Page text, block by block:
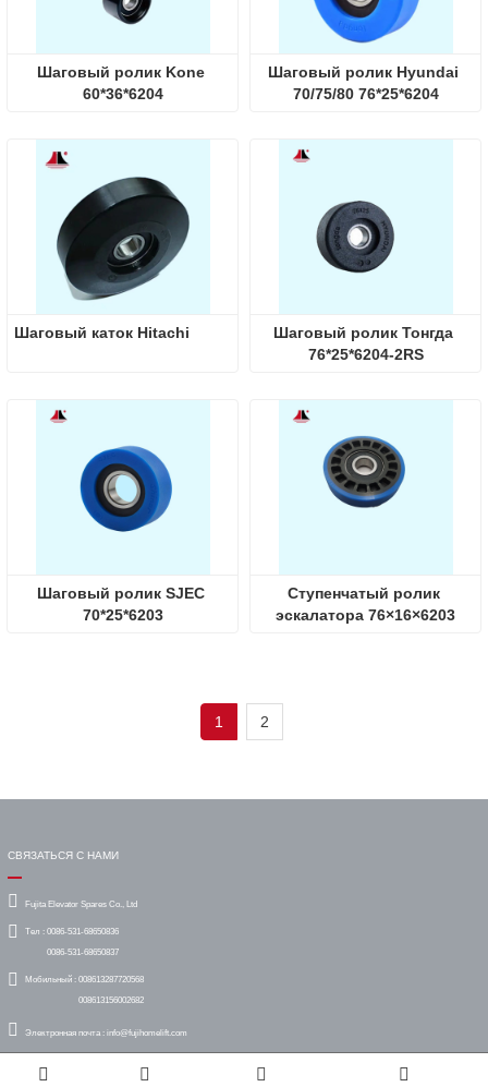
Шаговый ролик Kone
60*36*6204
Шаговый ролик Hyundai
70/75/80 76*25*6204
Шаговый каток Hitachi
Шаговый ролик Тонгда
76*25*6204-2RS
Шаговый ролик SJEC
70*25*6203
Ступенчатый ролик
эскалатора 76×16×6203
1 2
СВЯЗАТЬСЯ С НАМИ
Fujita Elevator Spares Co., Ltd
Тел : 0086-531-68650836
0086-531-68650837
Мобильный : 008613287720568
008613156002682
Электронная почта : info@fujihomelift.com